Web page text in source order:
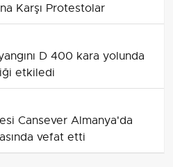
Karşı Protestolar
D 400 kara yolunda
etkiledi
Cansever Almanya'da
vefat etti